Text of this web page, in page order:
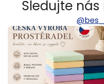
Sledujte